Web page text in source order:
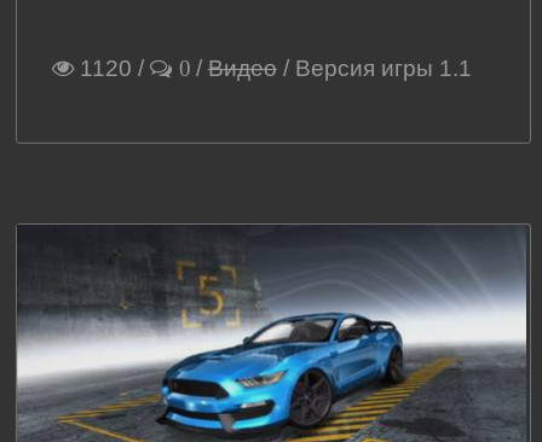
1120 / 0 /Видео/ Версия игры 1.1